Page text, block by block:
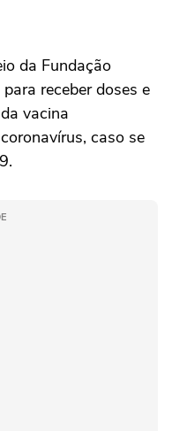
da Fundação
receber doses e
vacina
caso se